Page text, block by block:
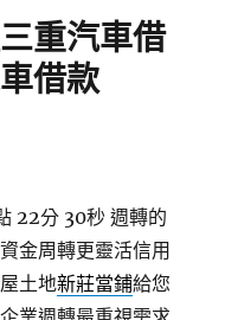
重汽車借
借款
22分 30秒 週轉的
資金周轉更靈活信用
土地新莊當鋪給您